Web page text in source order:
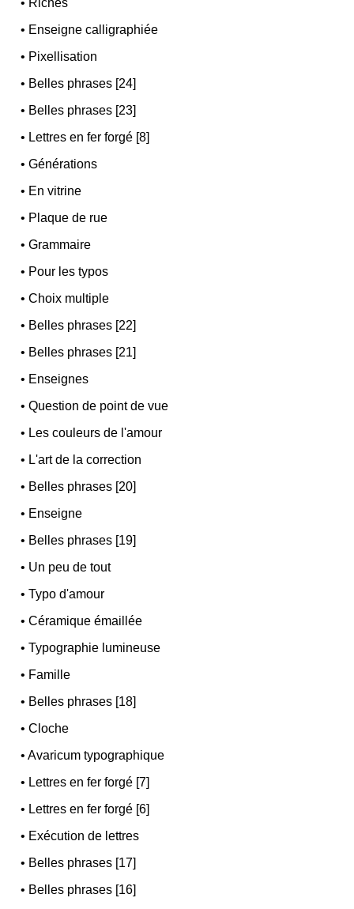
• Riches
• Enseigne calligraphiée
• Pixellisation
• Belles phrases [24]
• Belles phrases [23]
• Lettres en fer forgé [8]
•Générations
• En vitrine
• Plaque de rue
•Grammaire
• Pour les typos
•Choix multiple
• Belles phrases [22]
• Belles phrases [21]
• Enseignes
•Question de point de vue
• Les couleurs de l'amour
• L'art de la correction
• Belles phrases [20]
• Enseigne
• Belles phrases [19]
• Un peu de tout
•Typo d'amour
•Céramique émaillée
•Typographie lumineuse
• Famille
• Belles phrases [18]
•Cloche
•Avaricum typographique
• Lettres en fer forgé [7]
• Lettres en fer forgé [6]
• Exécution de lettres
• Belles phrases [17]
• Belles phrases [16]